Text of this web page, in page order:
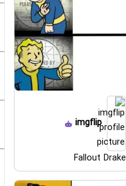
imgflip
Fallout Drake